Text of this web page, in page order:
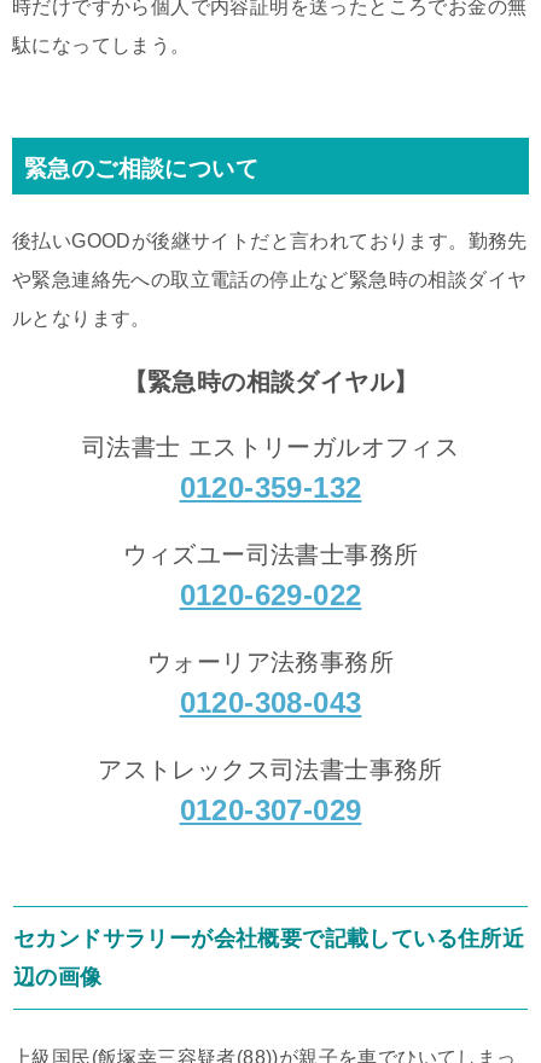
時だけですから個人で内容証明を送ったところでお金の無
駄になってしまう。
緊急のご相談について
後払いGOODが後継サイトだと言われております。勤務先
や緊急連絡先への取立電話の停止など緊急時の相談ダイヤ
ルとなります。
【緊急時の相談ダイヤル】
司法書士 エストリーガルオフィス
0120-359-132
ウィズユー司法書士事務所
0120-629-022
ウォーリア法務事務所
0120-308-043
アストレックス司法書士事務所
0120-307-029
セカンドサラリーが会社概要で記載している住所近
辺の画像
上級国民(飯塚幸三容疑者(88))が親子を車でひいてしまっ